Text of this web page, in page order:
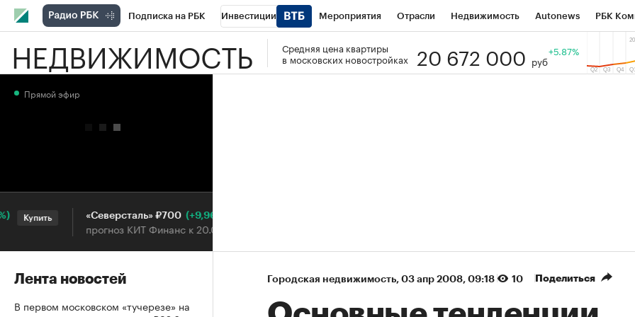
Подписка на РБК Инвестиции Мероприятия Отрасли Недвижимость Autonews РБК
РБК Вино Спорт Школа управления РБК РБК Образование Тренды
НЕДВИЖИМОСТЬ
Средняя цена квартиры
в московских новостройках
20 672 000 руб
+5.87%
Городская недвижимость⁠, 03 апр 2008, 09:18 10 Поделиться
Прямой эфир
Купить «Северсталь» ₽700 (+9,96%)
прогноз КИТ Финанс к 20.07.27
Лента новостей
В первом московском «тучерезе» на